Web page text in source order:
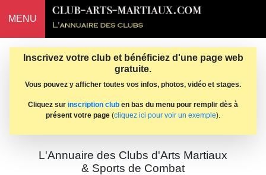
MENU
Inscrivez votre club et bénéficiez d'une page web
gratuite.
Vous pouvez y afficher toutes vos infos, photos, vidéo et stages.
Cliquez sur inscription club en bas du menu pour remplir dès à
présent votre page (cliquez ici pour voir un exemple).
L'Annuaire des Clubs d'Arts Martiaux
& Sports de Combat